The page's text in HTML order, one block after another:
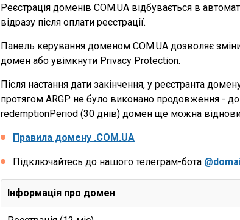
Реєстрація доменів COM.UA відбувається в
відразу після оплати реєстрації.
Панель керування доменом COM.UA дозволяє
домен або увімкнути Privacy Protection.
Після настання дати закінчення, у реєстранта
протягом ARGP не було виконано продовження -
redemptionPeriod (30 днів) домен ще можна
Правила домену .COM.UA
Підключайтесь до нашого телеграм-бота
Інформація про домен